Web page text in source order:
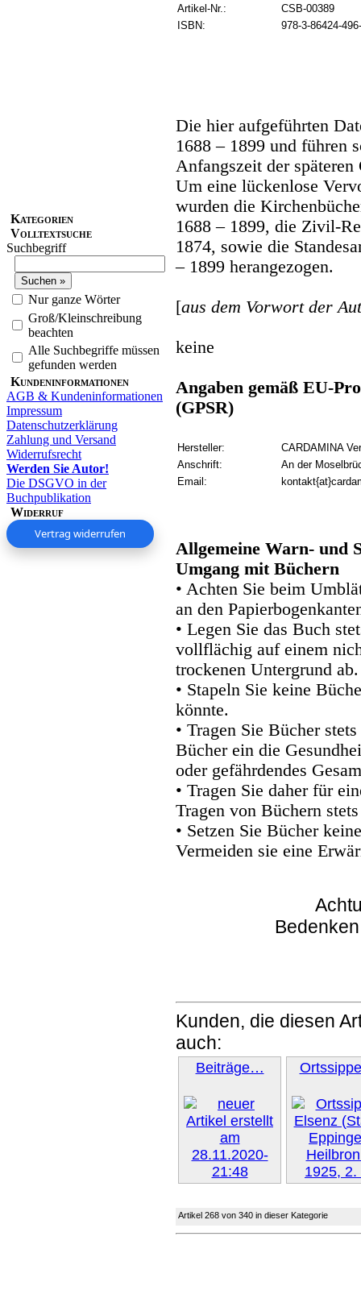
Kategorien
Volltextsuche
Suchbegriff
Nur ganze Wörter
Groß/Kleinschreibung
beachten
Alle Suchbegriffe müssen
gefunden werden
Kundeninformationen
AGB & Kundeninformationen
Impressum
Datenschutzerklärung
Zahlung und Versand
Widerrufsrecht
Werden Sie Autor!
Die DSGVO in der
Buchpublikation
Widerruf
Vertrag widerrufen
Artikel-Nr.:
CSB-00389
ISBN:
978-3-86424-
Die hier aufgeführten
1688 – 1899 und führen
Anfangszeit der
Um eine lückenlose
wurden die
1688 – 1899, die Zivil-
1874, sowie die
– 1899 herangezogen.
[aus dem Vorwort der
keine
Angaben gemäß EU-
(GPSR)
Hersteller:
CARDAMINA
Anschrift:
An der
Email:
Allgemeine Warn- und
Umgang mit Büchern
• Achten Sie beim
an den
• Legen Sie das Buch
vollflächig auf einem
trockenen Untergrund ab.
• Stapeln Sie keine
könnte.
• Tragen Sie Bücher
Bücher ein die
oder gefährdendes
• Tragen Sie daher für
Tragen von Büchern
• Setzen Sie Bücher
Vermeiden sie eine
Kunden, die diesen
auch:
Beiträge…
Artikel 268 von 340 in dieser Kategorie